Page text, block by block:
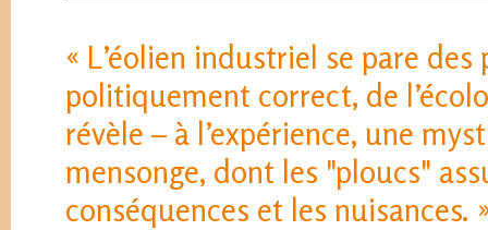
« L’éolien industriel se pare
politiquement correct, de
révèle – à l’expérience, une
mensonge, dont les "ploucs"
conséquences et les nuisances.